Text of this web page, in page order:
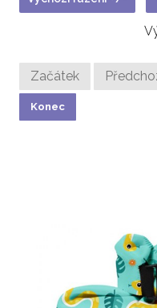
Začátek
Konec